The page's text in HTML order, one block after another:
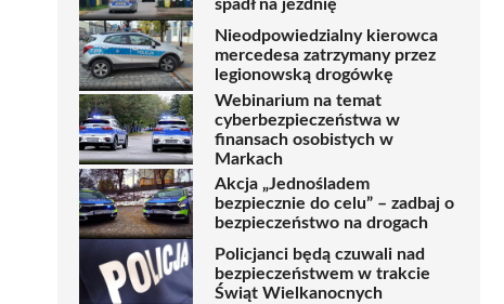
spadł na jezdnię
Nieodpowiedzialny kierowca
mercedesa zatrzymany przez
legionowską drogówkę
Webinarium na temat
cyberbezpieczeństwa w
finansach osobistych w
Markach
Akcja „Jednośladem
bezpiecznie do celu” – zadbaj o
bezpieczeństwo na drogach
Policjanci będą czuwali nad
bezpieczeństwem w trakcie
Świąt Wielkanocnych